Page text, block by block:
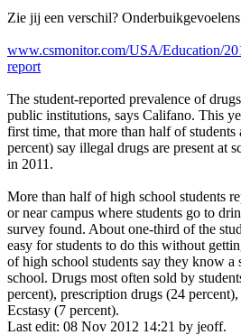
Zie jij een verschil?
www.csmonitor.com/USA/Education/
report
The student-reported prevalence of
public institutions, says Califano. This
first time, that more than half of
percent) say illegal drugs are present at
in 2011.
More than half of high school students
or near campus where students go to
survey found. About one-third of the
easy for students to do this without
of high school students say they know a
school. Drugs most often sold by
percent), prescription drugs (24
Ecstasy (7 percent).
Last edit: 08 Nov 2012 14:21 by jeoff.